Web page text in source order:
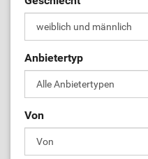
ÜL-Börse
Anbietertyp
Von